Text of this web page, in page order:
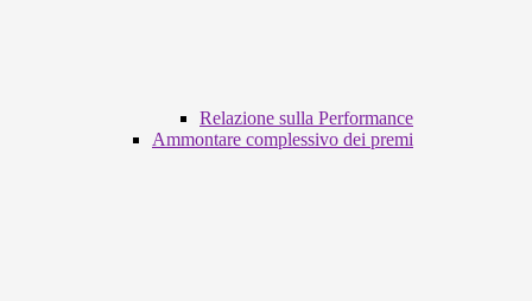
Relazione sulla Performance
Ammontare complessivo dei premi